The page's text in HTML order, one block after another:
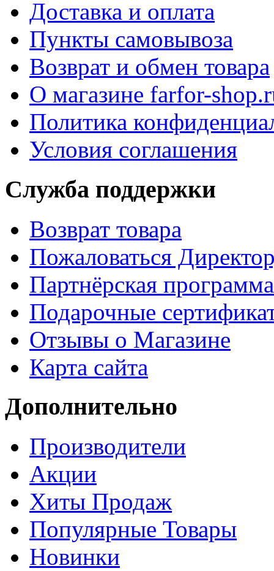
Доставка и оплата
Пункты самовывоза
Возврат и обмен товара
О магазине farfor-
Политика
Условия соглашения
Служба поддержки
Возврат товара
Пожаловаться
Партнёрская программа
Подарочные
Отзывы о Магазине
Карта сайта
Дополнительно
Производители
Акции
Хиты Продаж
Популярные Товары
Новинки